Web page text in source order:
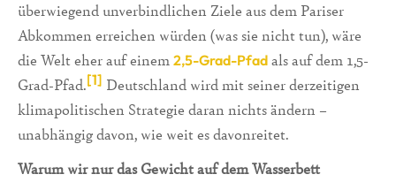
überwiegend unverbindlichen Ziele aus dem Pariser
Abkommen erreichen würden (was sie nicht tun), wäre
die Welt eher auf einem 2,5-Grad-Pfad als auf dem 1,5-
Grad-Pfad.[1] Deutschland wird mit seiner derzeitigen
klimapolitischen Strategie daran nichts ändern –
unabhängig davon, wie weit es davonreitet.
Warum wir nur das Gewicht auf dem Wasserbett